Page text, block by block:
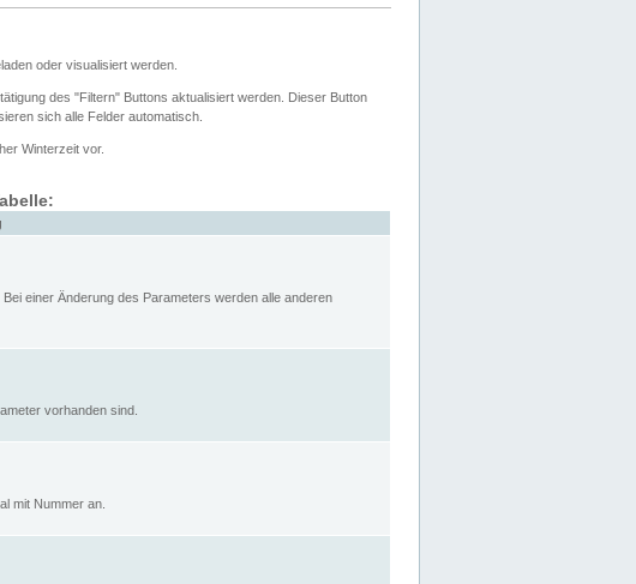
oder visualisiert werden.
des "Filtern" Buttons aktualisiert werden. Dieser Button
sich alle Felder automatisch.
Winterzeit vor.
einer Änderung des Parameters werden alle anderen
vorhanden sind.
mit Nummer an.